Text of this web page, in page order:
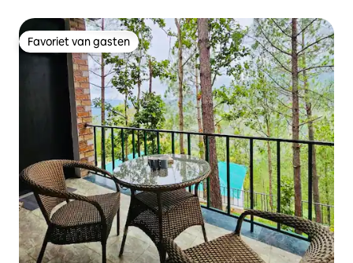
Favoriet van gasten
Favoriet van gasten